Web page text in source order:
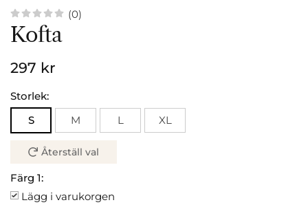
(0)
Kofta
297 kr
Storlek:
S
M L XL
Återställ val
Färg 1:
Lägg i varukorgen